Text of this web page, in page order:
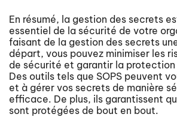
En résumé, la gestion des secrets
essentiel de la sécurité de votre
faisant de la gestion des secrets
départ, vous pouvez minimiser les
de sécurité et garantir la protection
Des outils tels que SOPS peuvent
et à gérer vos secrets de manière
efficace. De plus, ils garantissent
sont protégées de bout en bout.